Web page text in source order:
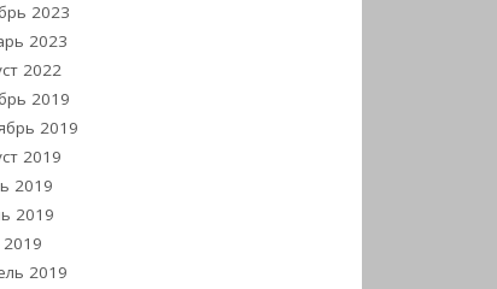
2023
2023
2022
2019
2019
2019
2019
2019
2019